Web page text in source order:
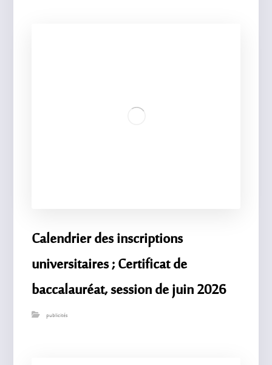
Calendrier des inscriptions
universitaires ; Certificat de
baccalauréat, session de juin 2026
publicités